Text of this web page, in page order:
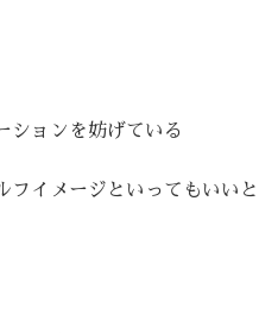
ションを妨げている
フイメージといってもいいと